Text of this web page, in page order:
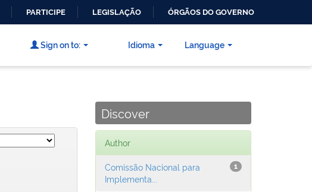
PARTICIPE LEGISLAÇÃO ÓRGÃOS DO GOVERNO
Language
Sign on to: Idioma
Discover
Author
1
Comissão Nacional para
Implementa...